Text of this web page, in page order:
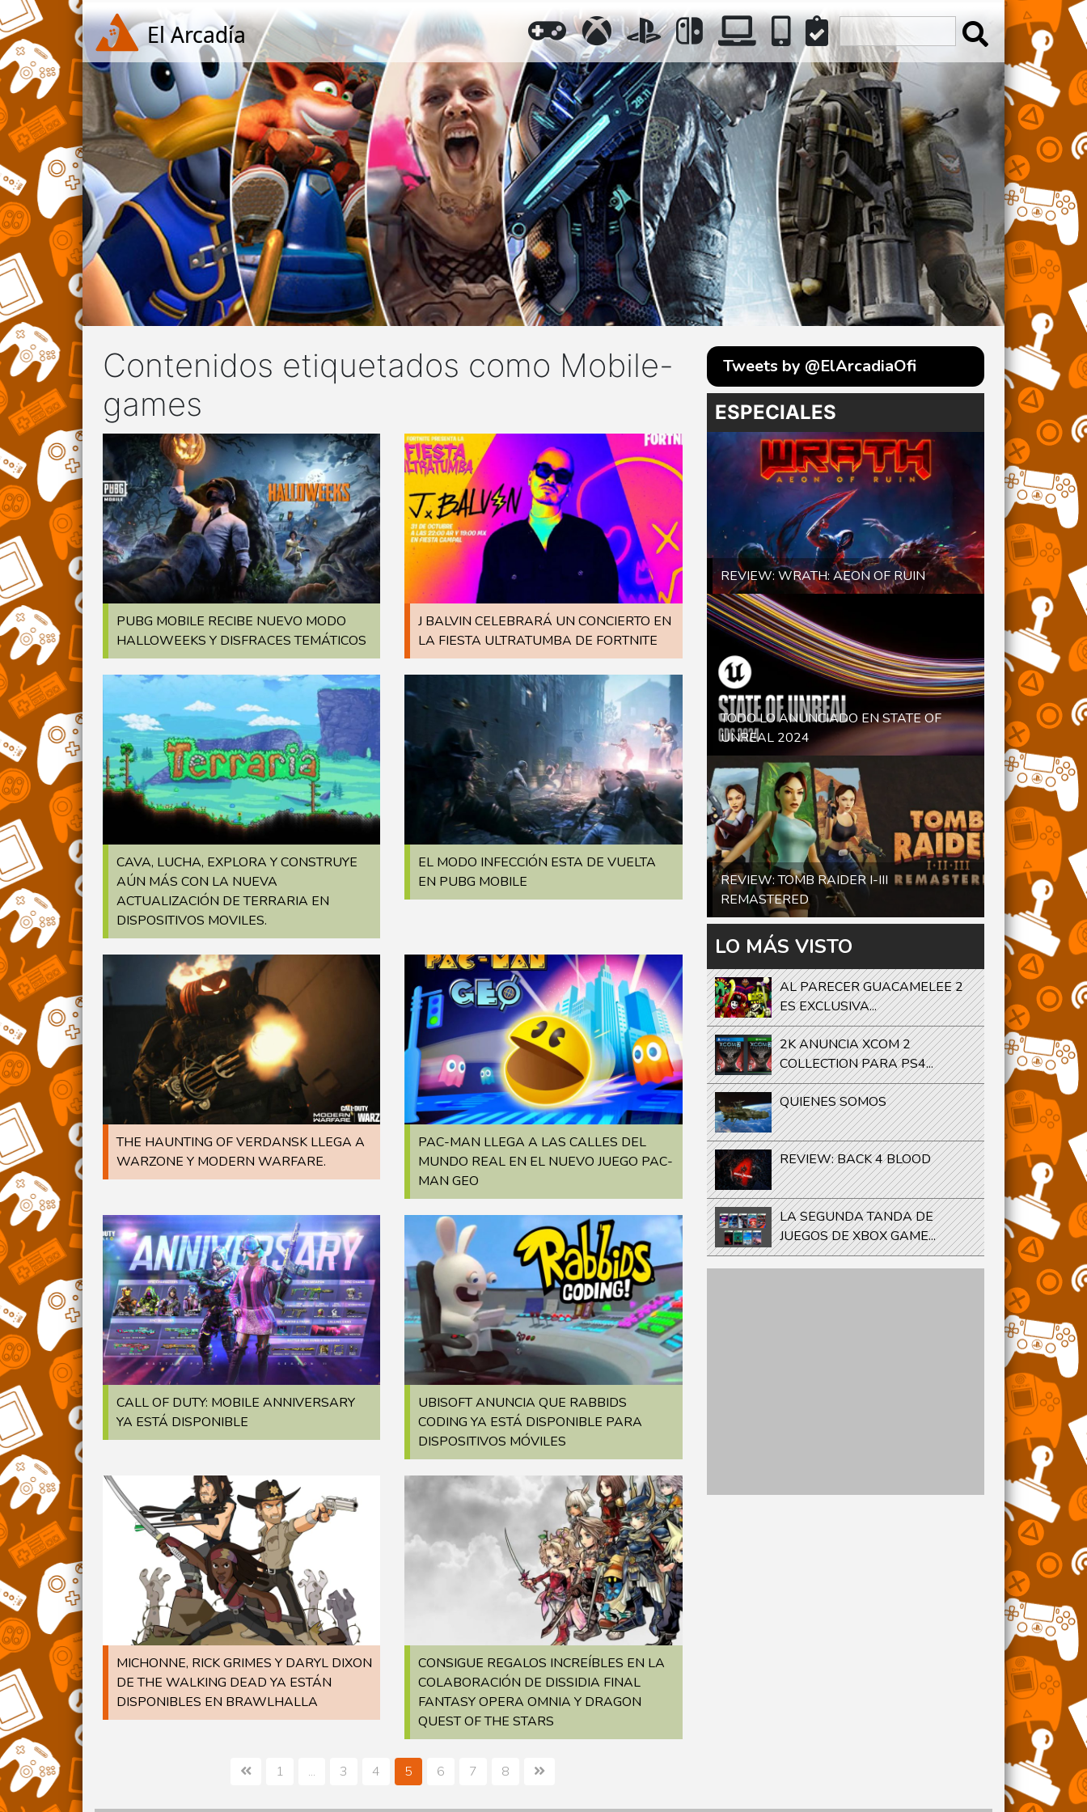
GENERAL
XBOX PLAYSTATION
NINTENDO
PC MÓVILESREVIEWS
Contenidos etiquetados como Mobile-
games
PUBG MOBILE RECIBE NUEVO MODO
HALLOWEEKS Y DISFRACES TEMÁTICOS
J BALVIN CELEBRARÁ UN CONCIERTO EN
LA FIESTA ULTRATUMBA DE FORTNITE
CAVA, LUCHA, EXPLORA Y CONSTRUYE
AÚN MÁS CON LA NUEVA
ACTUALIZACIÓN DE TERRARIA EN
DISPOSITIVOS MOVILES.
EL MODO INFECCIÓN ESTA DE VUELTA
EN PUBG MOBILE
THE HAUNTING OF VERDANSK LLEGA A
WARZONE Y MODERN WARFARE.
PAC-MAN LLEGA A LAS CALLES DEL
MUNDO REAL EN EL NUEVO JUEGO PAC-
MAN GEO
CALL OF DUTY: MOBILE ANNIVERSARY
YA ESTÁ DISPONIBLE
UBISOFT ANUNCIA QUE RABBIDS
CODING YA ESTÁ DISPONIBLE PARA
DISPOSITIVOS MÓVILES
MICHONNE, RICK GRIMES Y DARYL DIXON
DE THE WALKING DEAD YA ESTÁN
DISPONIBLES EN BRAWLHALLA
CONSIGUE REGALOS INCREÍBLES EN LA
COLABORACIÓN DE DISSIDIA FINAL
FANTASY OPERA OMNIA Y DRAGON
QUEST OF THE STARS
1 ... 3 4 5 6 7 8
Tweets by @ElArcadiaOfi
ESPECIALES
REVIEW: WRATH: AEON OF RUIN
TODO LO ANUNCIADO EN STATE OF
UNREAL 2024
REVIEW: TOMB RAIDER I-III
REMASTERED
LO MÁS VISTO
AL PARECER GUACAMELEE 2
ES EXCLUSIVA...
2K ANUNCIA XCOM 2
COLLECTION PARA PS4...
QUIENES SOMOS
REVIEW: BACK 4 BLOOD
LA SEGUNDA TANDA DE
JUEGOS DE XBOX GAME...